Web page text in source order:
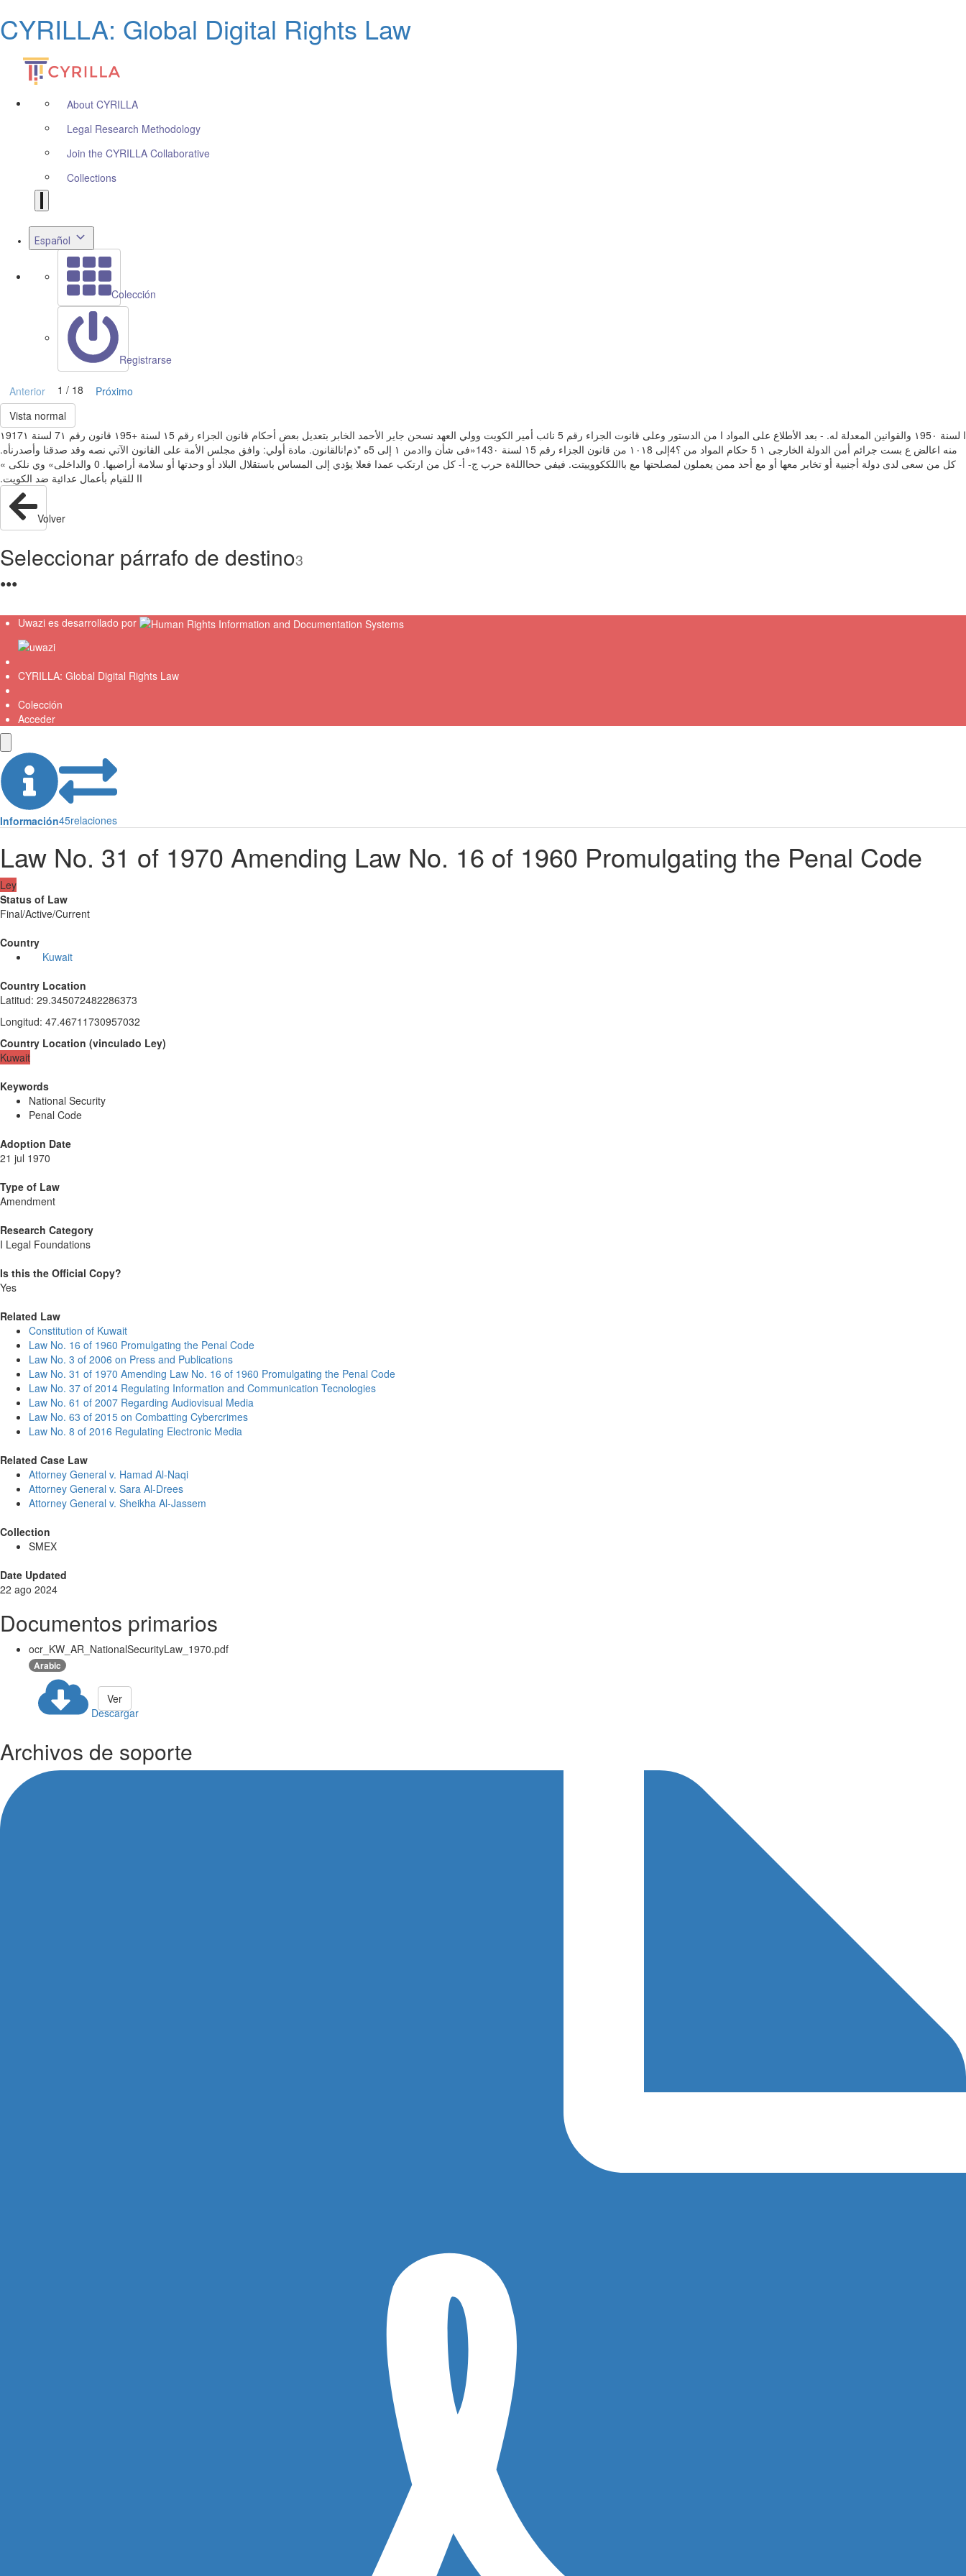
CYRILLA: Global Digital Rights Law
About CYRILLA
Legal Research Methodology
Join the CYRILLA Collaborative
Collections
Español
Colección
Registrarse
Anterior 1 / 18
Próximo
Vista normal
‫قانون رقم ‏‪ 7١‬لسنة ‏‪١917١‬‬ ‫بتعديل بعض أحكام قانون الجزاء رقم ‏‪ ١5‬لسنة ‏‪١95+‬‬ ‫نائب أمير الكويت وولي العهد‬ ‫نسحن جاير الأحمد الخابر‬ ‫‪ -‬بعد الأطلاع على المواد‬ ‫ا من الدستور وعلى قانوت الجزاء رقم ‪5‬‬ ‫ا‬ ‫لسنة ‏‪ ١95٠‬والقوانين المعدلة له‪.‬‬
‫وافق مجلس‬ ‫الأمة على القانون الآتي نصه وقد صدقنا وأصدرنأه‪.‬‬ ‫مادة أولي‪:‬‬ ‫‪ 5 ١‬حكام المواد من ؟‪4‬إلى ‏‪ ١٠١8‬من قانون الجزاء رقم ‏‪ ١5‬لسنة ‏‪»143٠‬فى شأن‬ ‫واادمن ‏‪ ١‬إلى ‪5‬ه "ذم!نالقانون‪.‬‬ ‫منه‬ ‫اعالض ع‬ ‫بست‬ ‫جرائم أمن الدولة الخارجى
والداخلى» وي‬ ‫نلكى »‬ ‫‪0‬‬ ‫أ‪ -‬كل من ارتكب عمدا فعلا يؤدي إلى المساس باستقلال البلاد أو وحدتها أو سلامة‬ ‫أراضيها‪.‬‬ ‫فيفي ححااللةة حرب‬ ‫ج‪-‬‬ ‫مع بااللككووييتت‪.‬‬ ‫كل من سعى لدى‬ ‫دولة أجنبية أو تخابر معها أو مع أحد ممن يعملون لمصلحتها‬
Volver
Seleccionar párrafo de destino3
●●●
Uwazi es desarrollado por
CYRILLA: Global Digital Rights Law
Colección
Acceder
Información45relaciones
Law No. 31 of 1970 Amending Law No. 16 of 1960 Promulgating the Penal Code
Ley
Status of Law
Final/Active/Current
Country
Kuwait
Country Location
Latitud: 29.345072482286373
Longitud: 47.46711730957032
Country Location (vinculado Ley)
Kuwait
Keywords
National Security
Penal Code
Adoption Date
21 jul 1970
Type of Law
Amendment
Research Category
I Legal Foundations
Is this the Official Copy?
Yes
Related Law
Constitution of Kuwait
Law No. 16 of 1960 Promulgating the Penal Code
Law No. 3 of 2006 on Press and Publications
Law No. 31 of 1970 Amending Law No. 16 of 1960 Promulgating the Penal Code
Law No. 37 of 2014 Regulating Information and Communication Tecnologies
Law No. 61 of 2007 Regarding Audiovisual Media
Law No. 63 of 2015 on Combatting Cybercrimes
Law No. 8 of 2016 Regulating Electronic Media
Related Case Law
Attorney General v. Hamad Al-Naqi
Attorney General v. Sara Al-Drees
Attorney General v. Sheikha Al-Jassem
Collection
SMEX
Date Updated
22 ago 2024
Documentos primarios
ocr_KW_AR_NationalSecurityLaw_1970.pdf
Arabic
Descargar
Ver
Archivos de soporte